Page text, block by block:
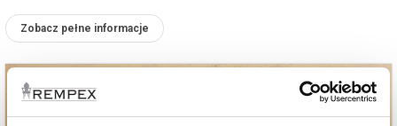
Zobacz pełne informacje